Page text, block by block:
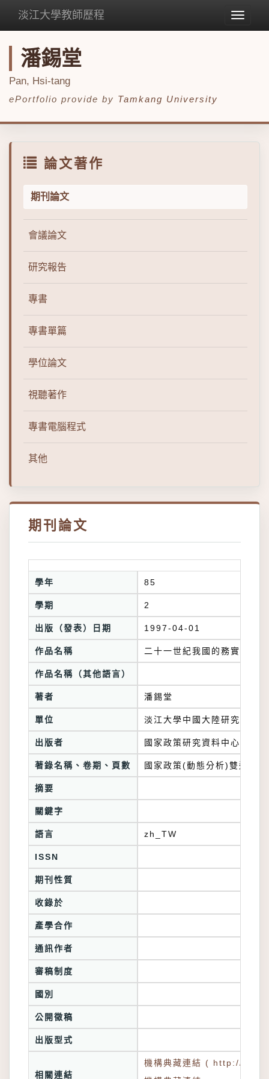
Toggle
淡江大學教師歷程
潘錫堂
Pan, Hsi-tang
ePortfolio provide by Tamkang University
論文著作
期刊論文
會議論文
研究報告
專書
專書單篇
學位論文
視聽著作
專書電腦程式
其他
期刊論文
學年 85
學期 2
出版（發表）日期 1997-04-01
作品名稱 二十一世紀我國的務實外交
作品名稱（其他語言）
著者 潘錫堂
單位 淡江大學中國大陸研究所
出版者 國家政策研究資料中心
著錄名稱、卷期、頁數 國家政策(動態分析)雙週刊
摘要
關鍵字
語言 zh_TW
ISSN
期刊性質
收錄於
產學合作
通訊作者
審稿制度
國別
公開徵稿
出版型式
相關連結
機構典藏連結 ( http://